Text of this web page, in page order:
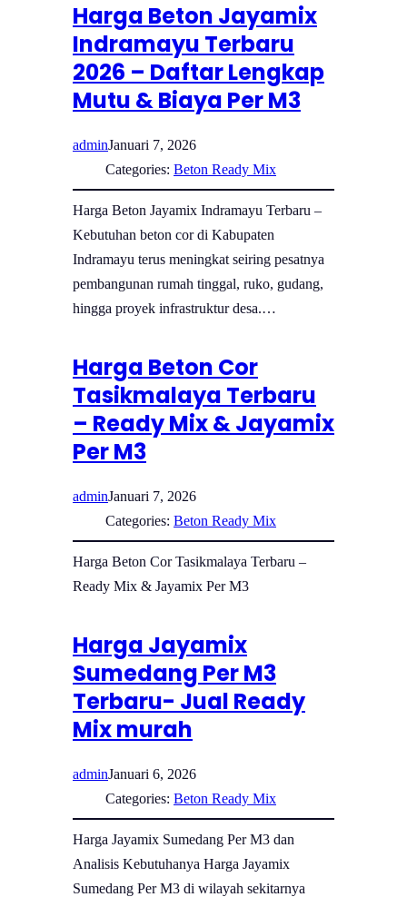
Harga Beton Jayamix
Indramayu Terbaru
2026 – Daftar Lengkap
Mutu & Biaya Per M3
adminJanuari 7, 2026
Categories: Beton Ready Mix
Harga Beton Jayamix Indramayu Terbaru –
Kebutuhan beton cor di Kabupaten
Indramayu terus meningkat seiring pesatnya
pembangunan rumah tinggal, ruko, gudang,
hingga proyek infrastruktur desa.…
Harga Beton Cor
Tasikmalaya Terbaru
– Ready Mix & Jayamix
Per M3
adminJanuari 7, 2026
Categories: Beton Ready Mix
Harga Beton Cor Tasikmalaya Terbaru –
Ready Mix & Jayamix Per M3
Harga Jayamix
Sumedang Per M3
Terbaru- Jual Ready
Mix murah
adminJanuari 6, 2026
Categories: Beton Ready Mix
Harga Jayamix Sumedang Per M3 dan
Analisis Kebutuhanya Harga Jayamix
Sumedang Per M3 di wilayah sekitarnya